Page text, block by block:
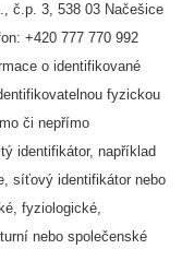
č.p. 3, 538 03 Načešice
+420 777 770 992
o identifikované
fyzickou
či nepřímo
identifikátor, například
síťový identifikátor nebo
fyziologické,
nebo společenské